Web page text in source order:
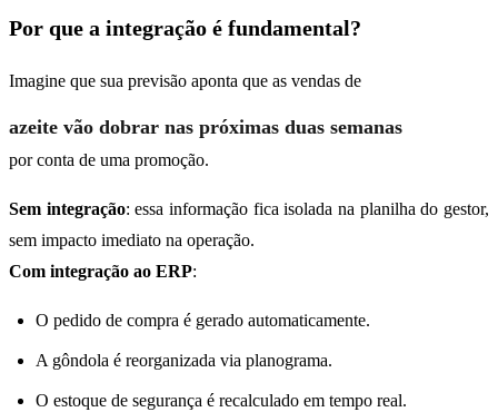
Por que a integração é fundamental?
Imagine que sua previsão aponta que as vendas de
azeite vão dobrar nas próximas duas semanas
por conta de uma promoção.
Sem integração: essa informação fica isolada na planilha do gestor,
sem impacto imediato na operação.
Com integração ao ERP:
O pedido de compra é gerado automaticamente.
A gôndola é reorganizada via planograma.
O estoque de segurança é recalculado em tempo real.